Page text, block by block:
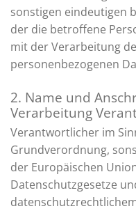
sonstigen eindeutigen
der die betroffene
mit der Verarbeitung
personenbezogenen
2. Name und
Verarbeitung
Verantwortlicher im
Grundverordnung,
der Europäischen
Datenschutzgesetze